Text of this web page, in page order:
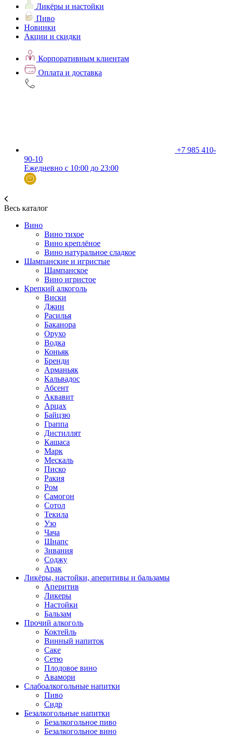
Ликёры и настойки
Пиво
Новинки
Акции и скидки
Корпоративным клиентам
Оплата и доставка
+7 985 410-
90-10
Ежедневно с 10:00 до 23:00
Весь каталог
Вино
Вино тихое
Вино креплёное
Вино натуральное сладкое
Шампанские и игристые
Шампанское
Вино игристое
Крепкий алкоголь
Виски
Джин
Расилья
Баканора
Орухо
Водка
Коньяк
Бренди
Арманьяк
Кальвадос
Абсент
Аквавит
Арцах
Байцзю
Граппа
Дистиллят
Кашаса
Марк
Мескаль
Писко
Ракия
Ром
Самогон
Сотол
Текила
Узо
Чача
Шнапс
Зивания
Соджу
Арак
Ликёры, настойки, аперитивы и бальзамы
Аперитив
Ликеры
Настойки
Бальзам
Прочий алкоголь
Коктейль
Винный напиток
Саке
Сетю
Плодовое вино
Авамори
Слабоалкогольные напитки
Пиво
Сидр
Безалкогольные напитки
Безалкогольное пиво
Безалкогольное вино